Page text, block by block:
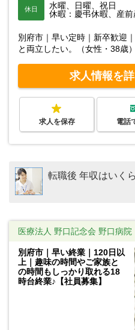
休日
水曜、日曜、祝日
休暇：慶弔休暇、産
別府市｜早い定時｜新卒歓迎
と両立したい。（女性・38歳
求人情報を
求人を保存 電話
転職後 年収はいく
医療法人 野口記念会 野口病院
別府市｜早い終業｜120日以
上｜趣味の時間やご家族と
の時間もしっかり取れる18
時台終業♪【社員募集】